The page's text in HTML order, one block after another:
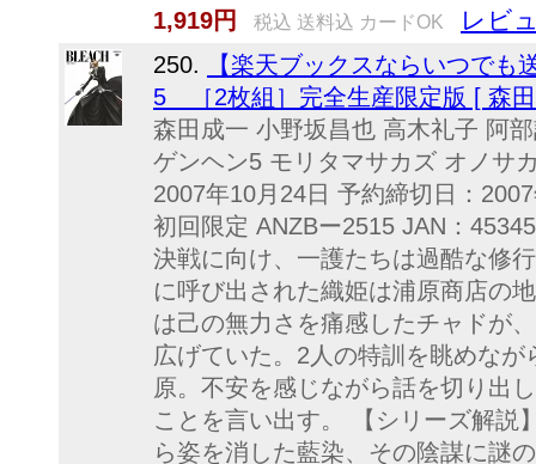
1,919円
税込 送料込 カードOK レビ
250.
【楽天ブックスならいつで
5 ［2枚組］完全生産限定版 [ 森
森田成一 小野坂昌也 高木礼子 阿
ゲンヘン5 モリタマサカズ オノサ
2007年10月24日 予約締切日：
初回限定 ANZBー2515 JAN：
決戦に向け、一護たちは過酷な修
に呼び出された織姫は浦原商店の
は己の無力さを痛感したチャドが
広げていた。2人の特訓を眺めな
原。不安を感じながら話を切り出
ことを言い出す。 【シリーズ解説
ら姿を消した藍染、その陰謀に謎